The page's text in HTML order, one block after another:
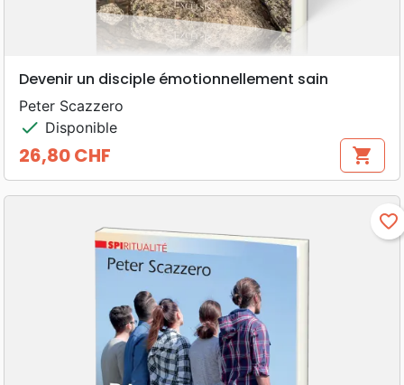
Devenir un disciple émotionnellement sain
Peter Scazzero
check Disponible
Prix
26,80 CHF shopping_cart
favorite_border